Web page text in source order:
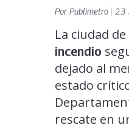
PorPublimetro 23
La ciudad de
incendio
dejado al
estado
rescate en